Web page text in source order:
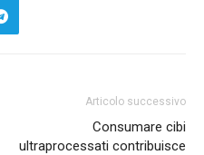
Articolo successivo
Consumare cibi
ultraprocessati contribuisce